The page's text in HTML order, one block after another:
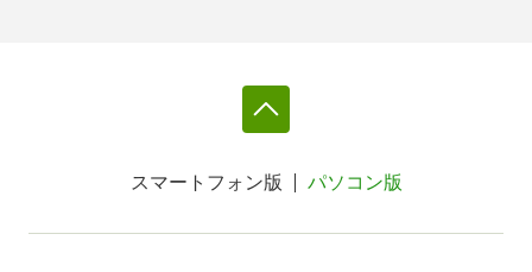
スマートフォン版 パソコン版